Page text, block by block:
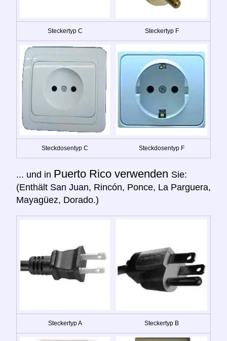
Steckertyp C Steckertyp F
Steckdosentyp C Steckdosentyp F
... und in Puerto Rico verwenden Sie:
(Enthält San Juan, Rincón, Ponce, La Parguera,
Mayagüez, Dorado.)
Steckertyp A Steckertyp B